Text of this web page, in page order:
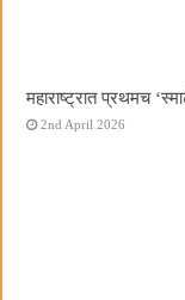
महाराष्ट्रात प्रथमच
2nd April 2026